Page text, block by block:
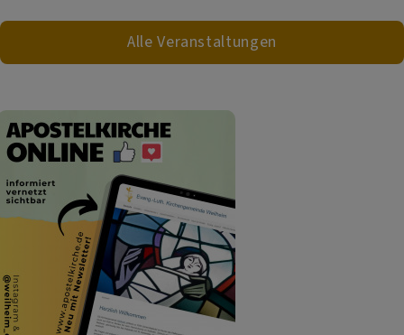
Alle Veranstaltungen